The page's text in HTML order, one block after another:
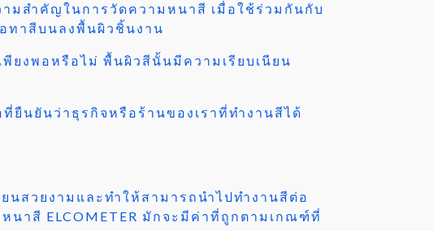
มสำคัญในการวัดความหนาสี เมื่อใช้ร่วมกันกับ
อทาสีบนลงพื้นผิวชิ้นงาน
ยงพอหรือไม่ พื้นผิวสีนั้นมีความเรียบเนียน
ยืนยันว่าธุรกิจหรือร้านของเราที่ทำงานสีได้
นสวยงามและทำให้สามารถนำไปทำงานสีต่อ
นาสี ELCOMETER มักจะมีค่าที่ถูกตามเกณฑ์ที่